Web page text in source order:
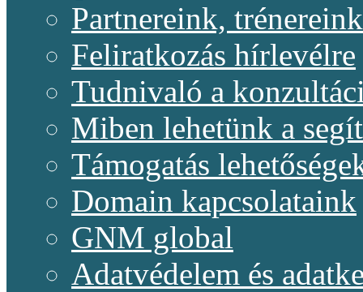
Partnereink, trénereink
Feliratkozás hírlevélre
Tudnivaló a
Miben lehetünk a
Támogatás
Domain kapcsolataink
GNM global
Adatvédelem és